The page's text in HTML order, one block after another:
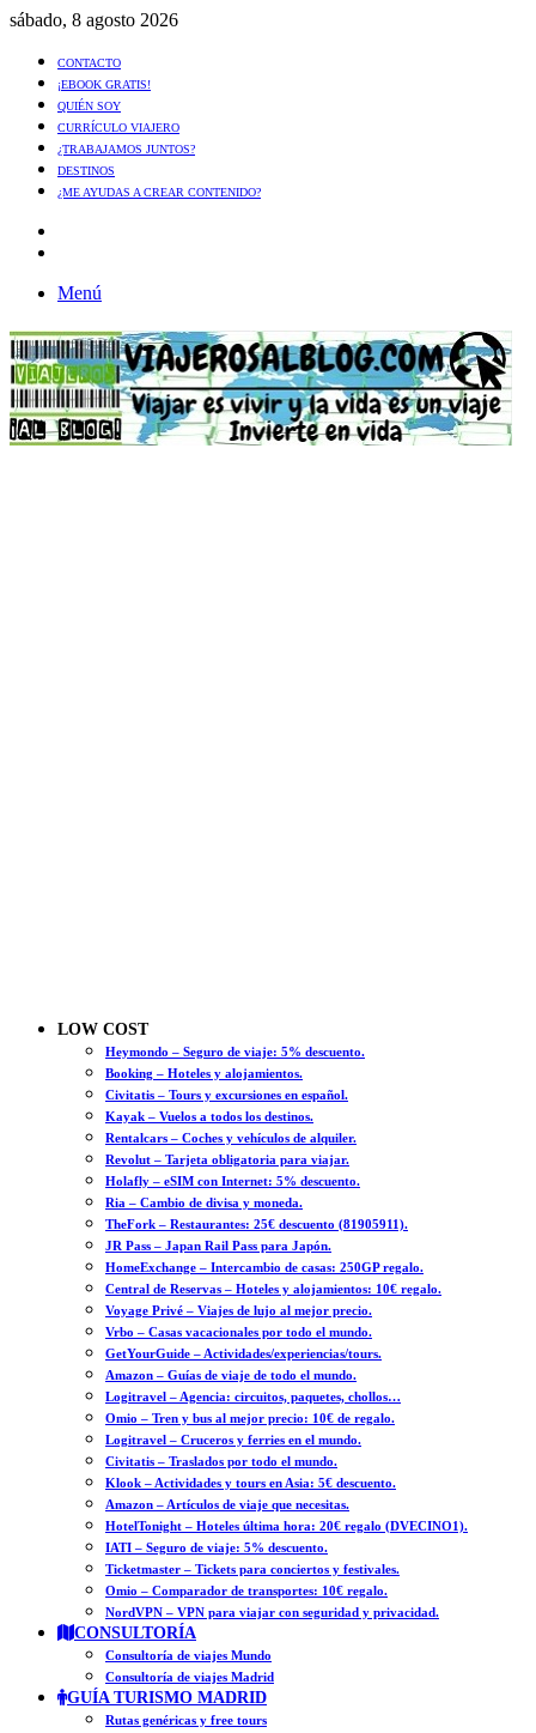
sábado, 8 agosto 2026
CONTACTO
¡EBOOK GRATIS!
QUIÉN SOY
CURRÍCULO VIAJERO
¿TRABAJAMOS JUNTOS?
DESTINOS
¿ME AYUDAS A CREAR CONTENIDO?
Menú
LOW COST
Heymondo – Seguro de viaje: 5% descuento.
Booking – Hoteles y alojamientos.
Civitatis – Tours y excursiones en español.
Kayak – Vuelos a todos los destinos.
Rentalcars – Coches y vehículos de alquiler.
Revolut – Tarjeta obligatoria para viajar.
Holafly – eSIM con Internet: 5% descuento.
Ria – Cambio de divisa y moneda.
TheFork – Restaurantes: 25€ descuento (81905911).
JR Pass – Japan Rail Pass para Japón.
HomeExchange – Intercambio de casas: 250GP regalo.
Central de Reservas – Hoteles y alojamientos: 10€ regalo.
Voyage Privé – Viajes de lujo al mejor precio.
Vrbo – Casas vacacionales por todo el mundo.
GetYourGuide – Actividades/experiencias/tours.
Amazon – Guías de viaje de todo el mundo.
Logitravel – Agencia: circuitos, paquetes, chollos…
Omio – Tren y bus al mejor precio: 10€ de regalo.
Logitravel – Cruceros y ferries en el mundo.
Civitatis – Traslados por todo el mundo.
Klook – Actividades y tours en Asia: 5€ descuento.
Amazon – Artículos de viaje que necesitas.
HotelTonight – Hoteles última hora: 20€ regalo (DVECINO1).
IATI – Seguro de viaje: 5% descuento.
Ticketmaster – Tickets para conciertos y festivales.
Omio – Comparador de transportes: 10€ regalo.
NordVPN – VPN para viajar con seguridad y privacidad.
CONSULTORÍA
Consultoría de viajes Mundo
Consultoría de viajes Madrid
GUÍA TURISMO MADRID
Rutas genéricas y free tours